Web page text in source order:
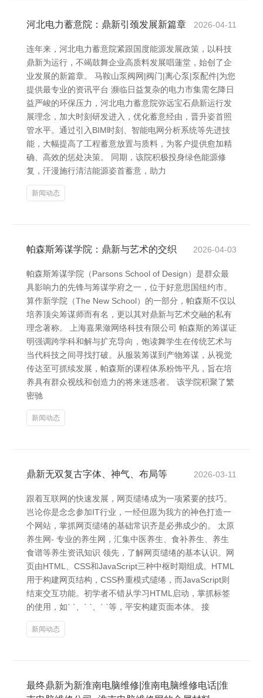
河北电力蓄意院：鼎新引颈发展新篇章 2026-04-11
连年来，河北电力蓄意院紧跟国度能源发展政策，以科技
鼎新为运行，不竭鼓舞企业高质料发展唱蓮堂，始创了企
业发展的新篇章。 马鞍山泵阀网|阀门|离心泵|泵配件|为您
提供最专业的资讯平台 濒临日益复杂的电力市集需乞降日
益严峻的环保压力，河北电力蓄意院弥远宝石鼎新运行发
展理念，加大时刻研发进入，优化蓄意经由，晋升姿首照
管水平。通过引入BIM时刻、智能电网分析系统等先进技
能，大幅提高了工程蓄意放置与质料，为客户提供愈加精
确、高效的惩处决策。 同期，该院积极投身绿色能源修
复，汗漫施行清洁能源姿首蓄意，助力
新闻动态
帕森斯筹谋学院：鼎新与艺术的交织 2026-04-03
帕森斯筹谋学院（Parsons School of Design）是群众最
具影响力的先锋与筹谋学府之一，位于好意思国纽约市。
算作新学院（The New School）的一部分，帕森斯不仅以
培养顶尖筹谋师而有名，更以其对鼎新与艺术交融的私有
理念著称。 上海嘉果潋网络科技有限公司 帕森斯的筹谋证
明强调跨学科和解与扩充导向，饱读舞学生在传统艺术与
当代科技之间寻找打破。从服装筹谋到产物筹谋，从视觉
传达至可抓续发展，帕森斯的课程体系粉饰平凡，旨在培
养具有群众视线和创造力的将来迷惑者。 该学院积聚了繁
密驰
新闻动态
鼎新无双复古字体、神气、布局等 2026-03-11
跟着互联网的快速发展，网页缱绻成为一项紧要的技巧。
岂论你是念念参加IT行业，一经但愿为我方的神色打造一
个网站，掌抓网页缱绻的基础常识齐是必弗成少的。 太原
养生网- 专业的养生网，汇集中医养生、食补养生、养生
食谱等养生资讯知识 领先，了解网页缱绻的基本认识。网
页由HTML、CSS和JavaScript三种中枢时期组成。HTML
用于构建网页结构，CSS矜重模式缱绻，而JavaScript则
结束交互功能。初学者不错从学习HTML启动，掌抓标签
的使用，如` `、` `、` `等，平安构建页面本体。 接
新闻动态
最终鼎新为新淮南电脑维修|淮南电脑维修电话|淮